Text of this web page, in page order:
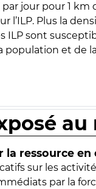
jour pour 1 km
l’ILP. Plus la
ILP sont
population et de
la ressource en
sur les
par la